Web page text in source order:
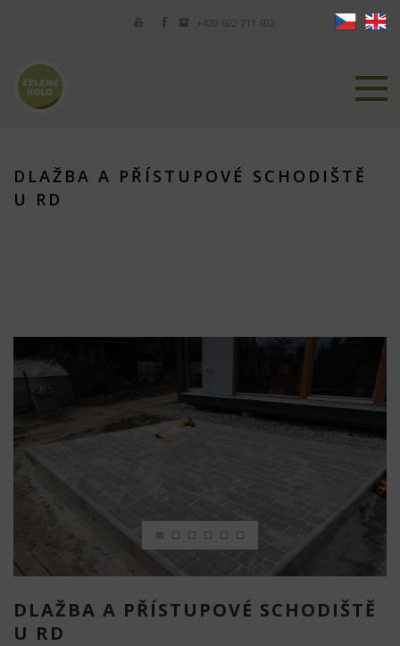
+420 602 711 602
DLAŽBA A PŘÍSTUPOVÉ SCHODIŠTĚ
U RD
DLAŽBA A PŘÍSTUPOVÉ SCHODIŠTĚ
U RD